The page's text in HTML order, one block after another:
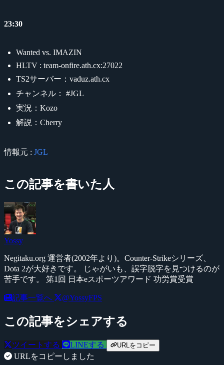
23:30
Wanted vs. IMAZIN
HLTV : team-onfire.ath.cx:27022
TS2サーバー：vaduz.ath.cx
チャンネル： #JGL
実況：Kozo
解説：Cherry
情報元 : JGL
この記事を書いた人
Yossy
Negitaku.org 運営者(2002年より)。Counter-Strikeシリーズ、
Dota 2が大好きです。 じゃがいも、誤字脱字を見つけるのが
苦手です。 第1回 日本eスポーツアワード 功労賞受賞
記事一覧へ @YossyFPS
この記事をシェアする
ツイートする LINEする URLをコピー
URLをコピーしました